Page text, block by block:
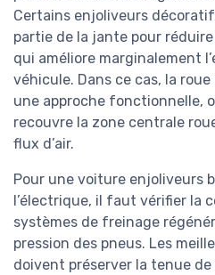
Certains enjoliveurs
partie de la jante pour
qui améliore marginalement
véhicule. Dans ce cas, la
une approche fonctionnelle,
recouvre la zone centrale
flux d’air.
Pour une voiture enjoliveurs
l’électrique, il faut vérifier la
systèmes de freinage
pression des pneus. Les
doivent préserver la tenue